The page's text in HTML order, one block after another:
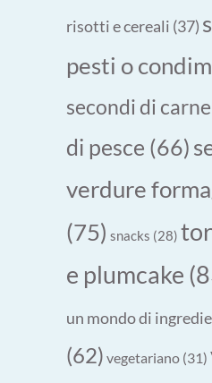
risotti e cereali (37)
pesti o
secondi di carne
di pesce (66)
verdure
(75) snacks (28)
e plumcake
un mondo di
(62) vegetariano (31)